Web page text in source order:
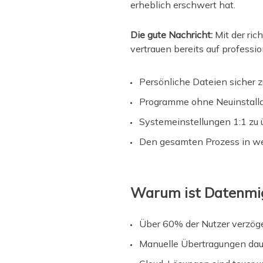
erheblich erschwert hat.
Die gute Nachricht: Mit der
vertrauen bereits auf
Persönliche Dateien sicher
Programme ohne
Systemeinstellungen 1:1 zu
Den gesamten Prozess in
Warum ist
Über 60% der Nutzer
Manuelle Übertragungen